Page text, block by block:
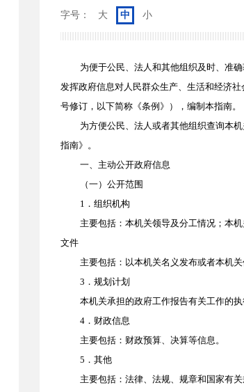
字号： 大 中 小
为便于公民、法人和其他组织及时、准确
发挥政府信息对人民群众生产、生活和经济
号修订，以下简称《条例》），编制本指南。
为方便公民、法人或者其他组织查询本
指南》。
一、主动公开政府信息
（一）公开范围
1．组织机构
主要包括：本机关领导及分工情况；本
文件
主要包括：以本机关名义发布或者本机
3．规划计划
本机关承担的政府工作报告有关工作的执
4．财政信息
主要包括：财政预算、决算等信息。
5 ．其他
主要包括：法律、法规、规章和国家有